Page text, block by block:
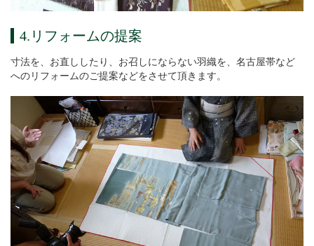
4.リフォームの提案
寸法を、お直ししたり、お召しにならない羽織を、名古屋帯など
へのリフォームのご提案などをさせて頂きます。